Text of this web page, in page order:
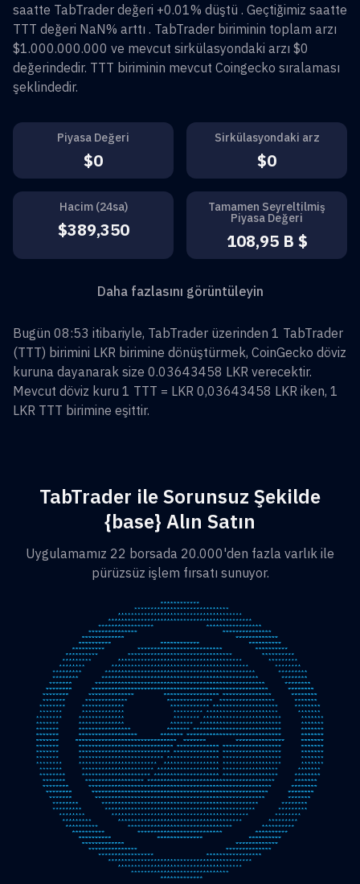
saatte TabTrader değeri +0.01% düştü . Geçtiğimiz saatte
TTT değeri NaN% arttı . TabTrader biriminin toplam arzı
$1.000.000.000 ve mevcut sirkülasyondaki arzı $0
değerindedir. TTT biriminin mevcut Coingecko sıralaması
şeklindedir.
Piyasa Değeri
$0
Sirkülasyondaki arz
$0
Hacim (24sa)
$389,350
Tamamen Seyreltilmiş
Piyasa Değeri
108,95 B $
Daha fazlasını görüntüleyin
Bugün 08:53 itibariyle, TabTrader üzerinden 1 TabTrader
(TTT) birimini LKR birimine dönüştürmek, CoinGecko döviz
kuruna dayanarak size 0.03643458 LKR verecektir.
Mevcut döviz kuru 1 TTT = LKR 0,03643458 LKR iken, 1
LKR TTT birimine eşittir.
TabTrader ile Sorunsuz Şekilde
{base} Alın Satın
Uygulamamız 22 borsada 20.000'den fazla varlık ile
pürüzsüz işlem fırsatı sunuyor.